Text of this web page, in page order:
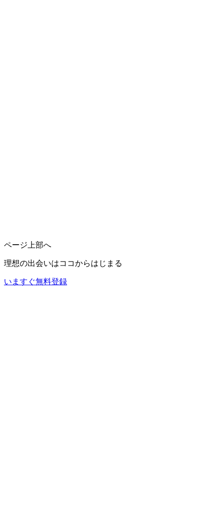
ページ上部へ
理想の出会いはココからはじまる
いますぐ無料登録